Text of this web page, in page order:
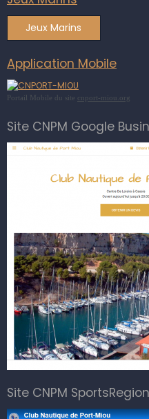
Jeux Marins
Application Mobile
Portail Mobile du site cnport-miou.org
Site CNPM Google
Site CNPM